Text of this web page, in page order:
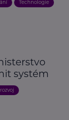
Technologie
systém